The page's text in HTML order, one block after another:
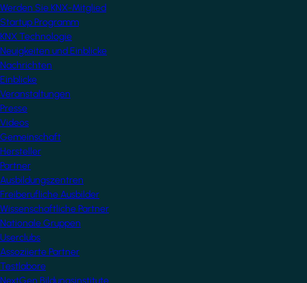
Werden Sie KNX-Mitglied
Startup Programm
KNX Technologie
Neuigkeiten und Einblicke
Nachrichten
Einblicke
Veranstaltungen
Presse
Videos
Gemeinschaft
Hersteller
Partner
Ausbildungszentren
Freiberufliche Ausbilder
Wissenschaftliche Partner
Nationale Gruppen
Userclubs
Assoziierte Partner
Testlabore
NextGen Bildungsinstitute